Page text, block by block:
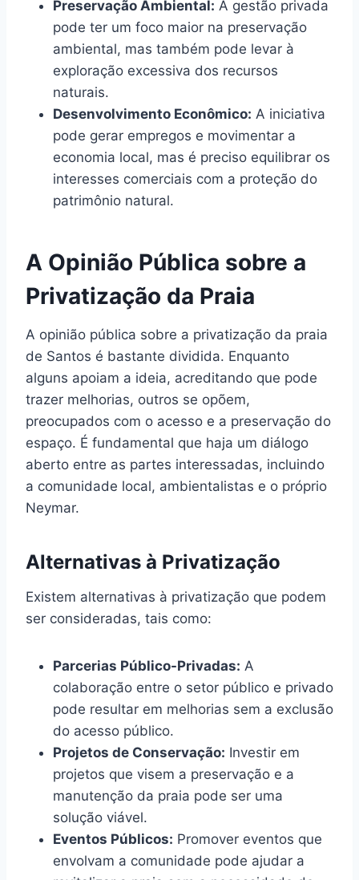
Preservação Ambiental: A gestão privada
pode ter um foco maior na preservação
ambiental, mas também pode levar à
exploração excessiva dos recursos
naturais.
Desenvolvimento Econômico: A iniciativa
pode gerar empregos e movimentar a
economia local, mas é preciso equilibrar os
interesses comerciais com a proteção do
patrimônio natural.
A Opinião Pública sobre a
Privatização da Praia
A opinião pública sobre a privatização da praia
de Santos é bastante dividida. Enquanto
alguns apoiam a ideia, acreditando que pode
trazer melhorias, outros se opõem,
preocupados com o acesso e a preservação do
espaço. É fundamental que haja um diálogo
aberto entre as partes interessadas, incluindo
a comunidade local, ambientalistas e o próprio
Neymar.
Alternativas à Privatização
Existem alternativas à privatização que podem
ser consideradas, tais como:
Parcerias Público-Privadas: A
colaboração entre o setor público e privado
pode resultar em melhorias sem a exclusão
do acesso público.
Projetos de Conservação: Investir em
projetos que visem a preservação e a
manutenção da praia pode ser uma
solução viável.
Eventos Públicos: Promover eventos que
envolvam a comunidade pode ajudar a